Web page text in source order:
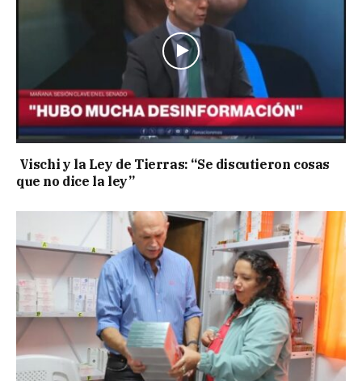
Vischi y la Ley de Tierras: “Se discutieron cosas
que no dice la ley”